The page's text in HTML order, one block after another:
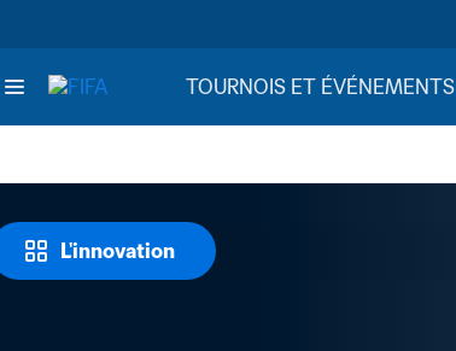
TOURNOIS ET ÉVÉNEMENTS
L'innovation